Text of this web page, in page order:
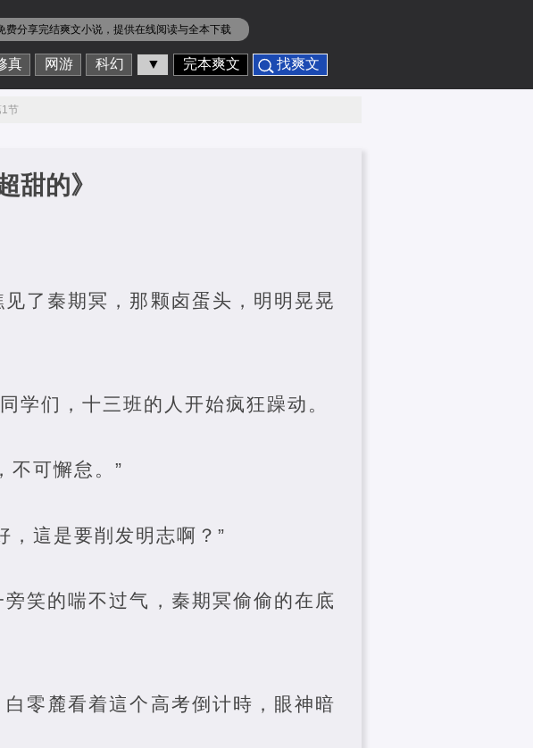
费分享完结爽文小说 ，提供在线阅读与全本下载
真 网游 科幻 ▼ 完本爽文 找爽文
节
甜的》
了秦期冥，那颗卤蛋头，明明晃晃
学们，十三班的人开始疯狂躁动。
不可懈怠。”
，這是要削发明志啊？”
笑的喘不过气，秦期冥偷偷的在底
零麓看着這个高考倒计時，眼神暗